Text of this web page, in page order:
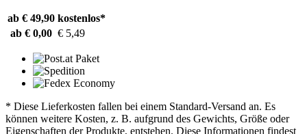
ab € 49,90 kostenlos*
ab € 0,00 € 5,49
* Diese Lieferkosten fallen bei einem Standard-Versand an. Es
können weitere Kosten, z. B. aufgrund des Gewichts, Größe oder
Eigenschaften der Produkte, entstehen. Diese Informationen findest